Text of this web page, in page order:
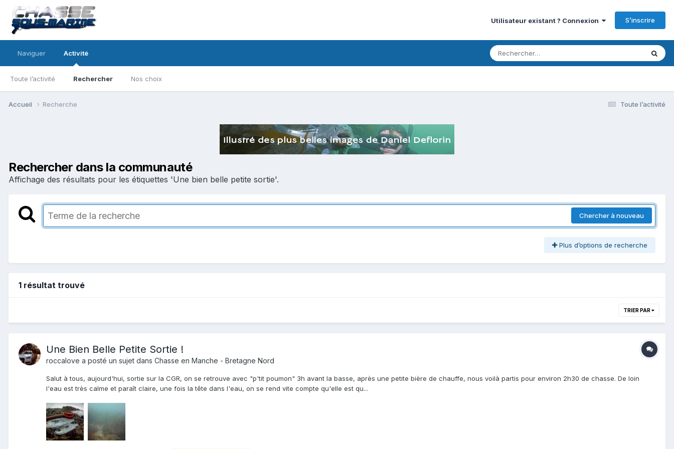
Utilisateur existant ? Connexion S’inscrire
Naviguer Activité
Toute l’activité Rechercher Nos choix
Toute l’activité
Accueil Recherche
Rechercher dans la communauté
Affichage des résultats pour les étiquettes 'Une bien belle petite sortie'.
Chercher à nouveau
Plus d’options de recherche
1 résultat trouvé
TRIER PAR
Une Bien Belle Petite Sortie !
roccalove a posté un sujet dans Chasse en Manche - Bretagne Nord
Salut à tous, aujourd'hui, sortie sur la CGR, on se retrouve avec "p'tit poumon" 3h avant la basse, après une petite bière de chauffe, nous voilà partis pour environ 2h30 de chasse. De loin
l'eau est très calme et paraît claire, une fois la tête dans l'eau, on se rend vite compte qu'elle est qu...